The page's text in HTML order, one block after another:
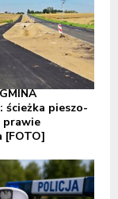
ścieżka pieszo-
prawie
[FOTO]